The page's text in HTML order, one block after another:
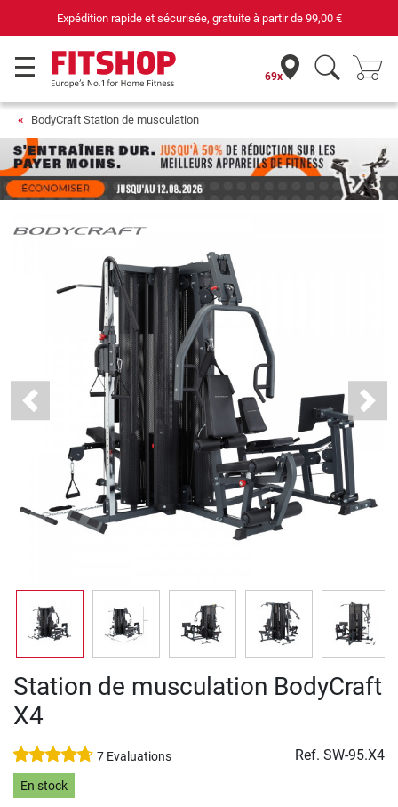
Votre expert du fitness à domicile depuis 42 ans
69x
BodyCraft Station de musculation
Previous Next
Station de musculation BodyCraft
X4
7 Evaluations Ref. SW-95.X4
En stock